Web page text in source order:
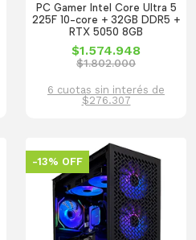
PC Gamer Intel Core Ultra 5
225F 10-core + 32GB DDR5 +
RTX 5050 8GB
$1.574.948
$1.802.000
6 cuotas sin interés de
$276.307
-13% OFF